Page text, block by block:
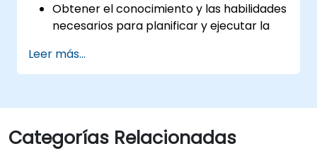
Obtener el conocimiento y las habilidades
necesarios para planificar y ejecutar la
2022 del estándar de manera eficiente.
Aplicar los conocimientos adquiridos en
transición fluida dentro de sus
respectivas organizaciones.
Leer más...
Categorías Relacionadas